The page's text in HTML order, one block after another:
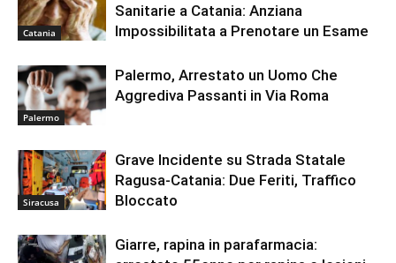
Catania
Sanitarie a Catania: Anziana
Impossibilitata a Prenotare un Esame
Palermo
Palermo, Arrestato un Uomo Che
Aggrediva Passanti in Via Roma
Siracusa
Grave Incidente su Strada Statale
Ragusa-Catania: Due Feriti, Traffico
Bloccato
Giarre, rapina in parafarmacia: